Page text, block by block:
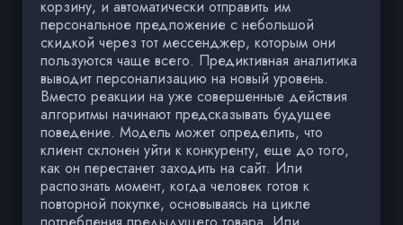
корзину, и автоматически отправить им
персональное предложение с небольшой
скидкой через тот мессенджер, которым они
пользуются чаще всего. Предиктивная аналитика
выводит персонализацию на новый уровень.
Вместо реакции на уже совершенные действия
алгоритмы начинают предсказывать будущее
поведение. Модель может определить, что
клиент склонен уйти к конкуренту, еще до того,
как он перестанет заходить на сайт. Или
распознать момент, когда человек готов к
повторной покупке, основываясь на цикле